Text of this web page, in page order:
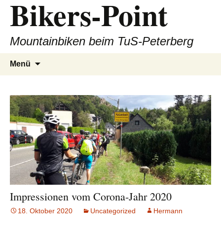
Zum
Inhalt
springen
Bikers-Point
Mountainbiken beim TuS-Peterberg
Menü
Impressionen vom Corona-Jahr 2020
18. Oktober 2020 Uncategorized Hermann